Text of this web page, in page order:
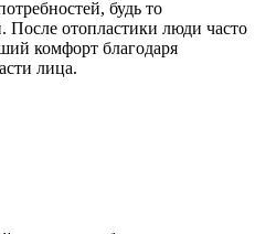
будь то
отопластики люди часто
комфорт благодаря
лица.